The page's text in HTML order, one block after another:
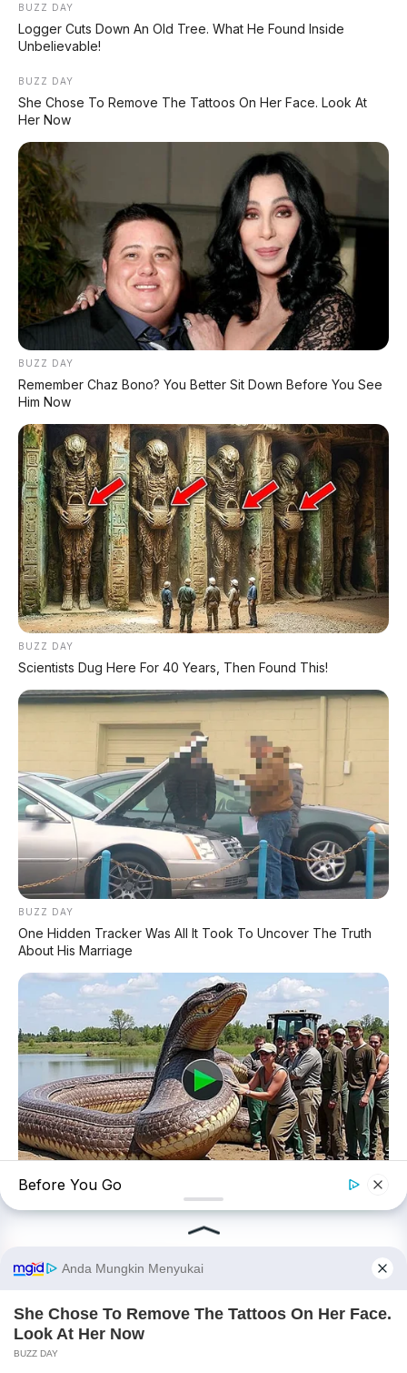
DATABASEARTIKEL
Chery Tiggo 5 Sport: SUV Kompak Sporty 156 HP
dengan Chip Snapdragon 8155
Leapmotor C10 Resmi di GIIAS 2026: SUV Listrik
Premium Rakitan Lokal Mulai Rp598 Juta
Purbaya "Ancam" Toyota di GIIAS: Pindah Pabrik dari
Thailand atau Kena Pajak!
Xpeng G9L: SUV Full-Size Premium dengan AI VLA 2.0
Siap Meluncur di Indonesia Akhir 2026
MG 07 Buktikan Handling Setara Supercar dengan
Moose Test 85,6 Km/Jam
Deepal L06: Sedan D-Segment dengan Suspensi
Supercar & Range 1.505 Km
LIHAT LAINNYA
Chery Tiggo 5 Sport: SUV Kompak Sporty 156
HP dengan Chip Snapdragon 8155
BUZZ DAY
Logger Cuts Down An Old Tree. What He Found Inside
Unbelievable!
BUZZ DAY
She Chose To Remove The Tattoos On Her Face. Look At
Her Now
BUZZ DAY
Remember Chaz Bono? You Better Sit Down Before You See
Him Now
BUZZ DAY
Scientists Dug Here For 40 Years, Then Found This!
BUZZ DAY
One Hidden Tracker Was All It Took To Uncover The Truth
About His Marriage
World's Largest Snake Captured Near Ohio
Before You Go